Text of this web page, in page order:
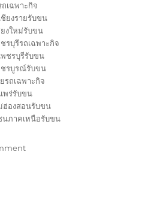
เฉพาะกิจ
ชียงรายรับขน
ยงใหม่รับขน
ชรบุรีรถเฉพาะกิจ
พชรบุรีรับขน
ชรบูรณ์รับขน
ยรถเฉพาะกิจ
พร่รับขน
ฮ่องสอนรับขน
นภาคเหนือรับขน
on